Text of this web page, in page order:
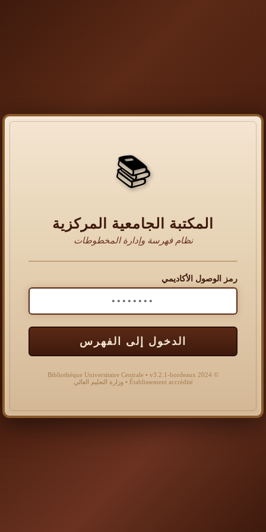
📚
المكتبة الجامعية المركزية
نظام فهرسة وإدارة المخطوطات
رمز الوصول الأكاديمي
الدخول إلى الفهرس
© 2024 Bibliothèque Universitaire Centrale • v3.2.1-bordeaux
Établissement accrédité • وزارة التعليم العالي